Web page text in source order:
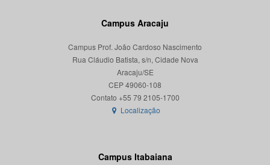
Campus Aracaju
Campus Prof. João Cardoso Nascimento
Rua Cláudio Batista, s/n, Cidade Nova
Aracaju/SE
CEP 49060-108
Localização
Campus Itabaiana